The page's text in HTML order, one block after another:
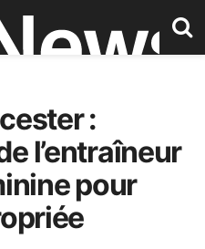
:
l’entraîneur
pour